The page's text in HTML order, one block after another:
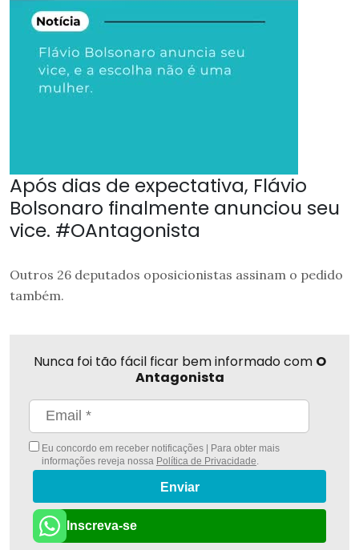
Após dias de expectativa, Flávio
Bolsonaro finalmente anunciou seu
vice. #OAntagonista
Outros 26 deputados oposicionistas assinam o pedido
também.
Nunca foi tão fácil ficar bem informado com O
Antagonista
Eu concordo em receber notificações | Para obter mais
informações reveja nossa Política de Privacidade
Enviar
Inscreva-se